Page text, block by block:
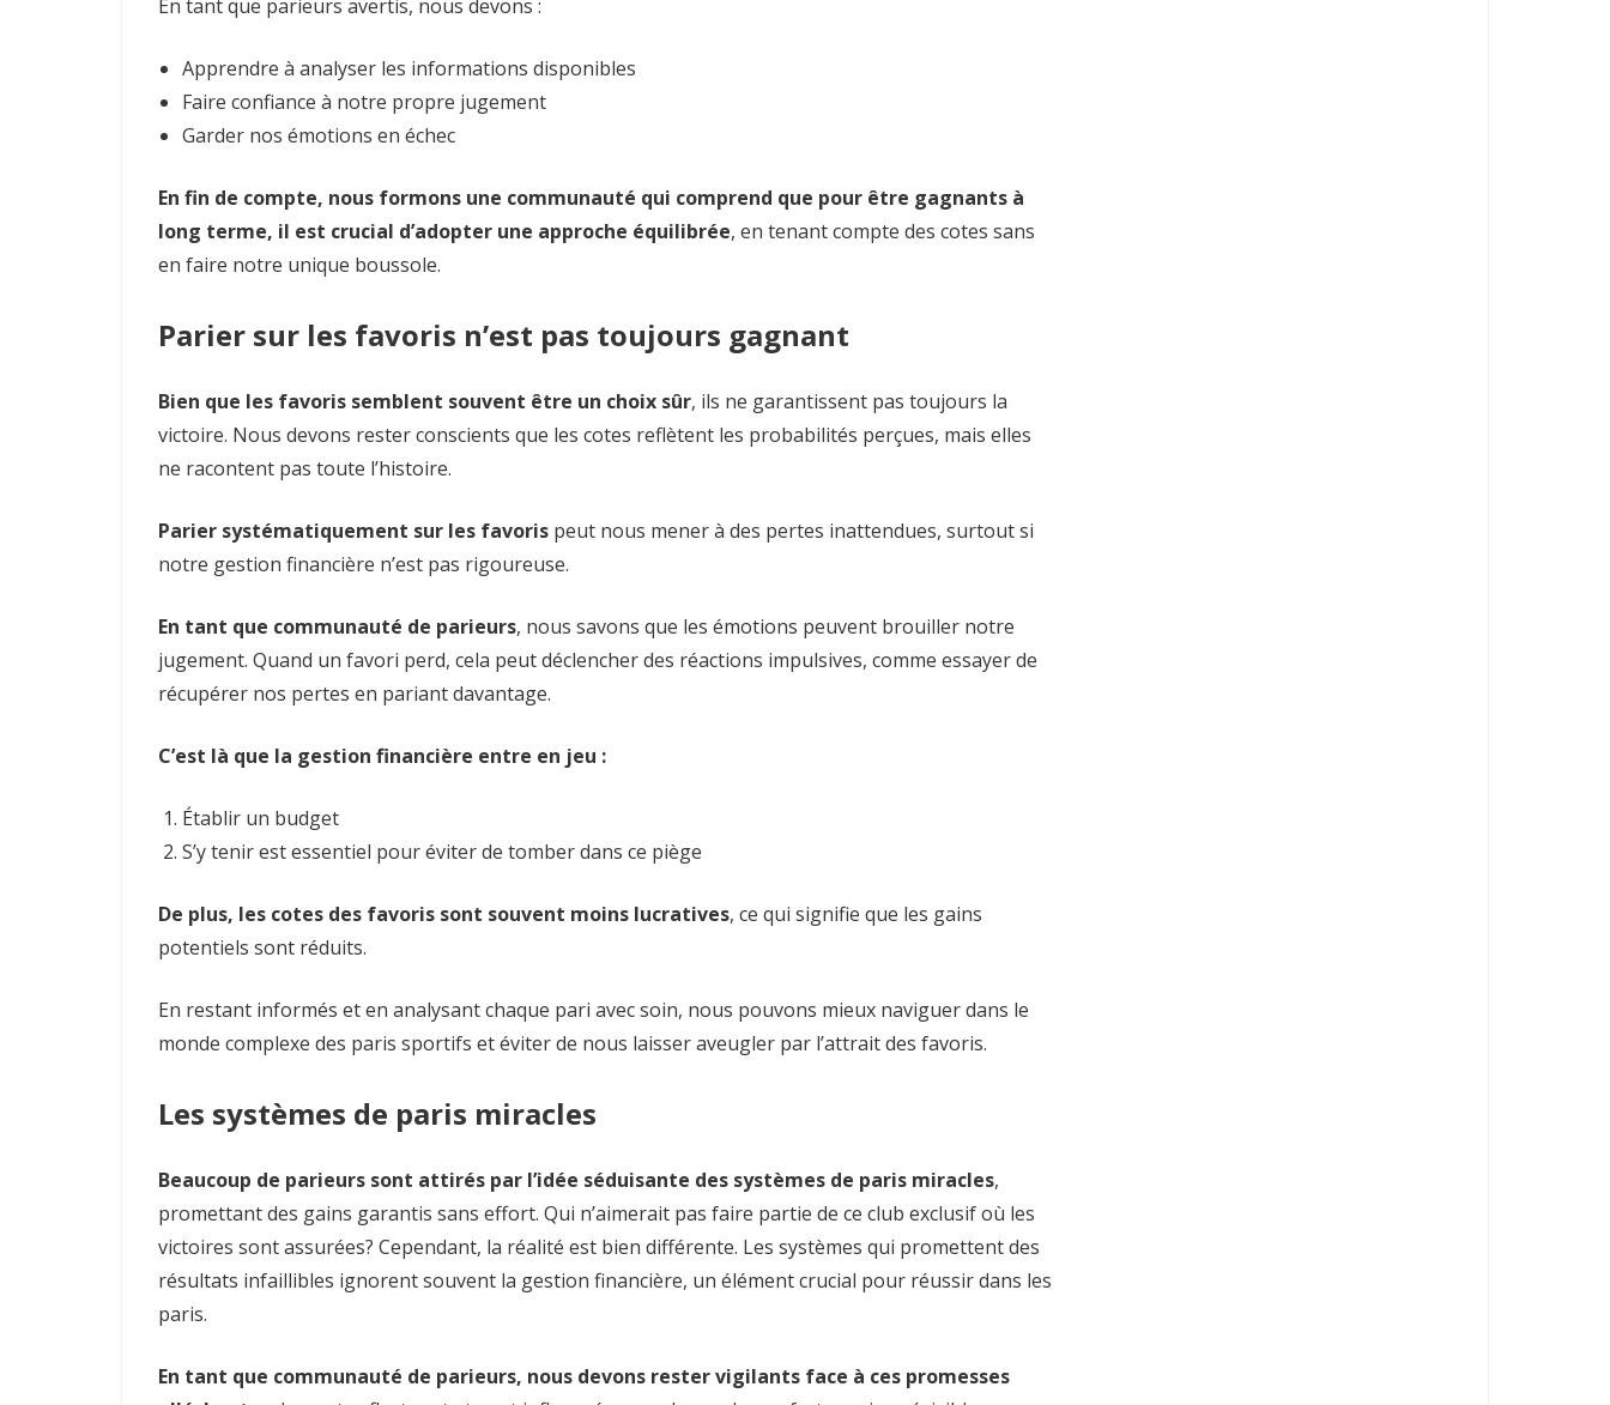
En tant que parieurs avertis, nous devons :
Apprendre à analyser les informations disponibles
Faire confiance à notre propre jugement
Garder nos émotions en échec
En fin de compte, nous formons une communauté qui comprend que pour être gagnants à
long terme, il est crucial d’adopter une approche équilibrée, en tenant compte des cotes sans
en faire notre unique boussole.
Parier sur les favoris n’est pas toujours gagnant
Bien que les favoris semblent souvent être un choix sûr, ils ne garantissent pas toujours la
victoire. Nous devons rester conscients que les cotes reflètent les probabilités perçues, mais elles
ne racontent pas toute l’histoire.
Parier systématiquement sur les favoris peut nous mener à des pertes inattendues, surtout si
notre gestion financière n’est pas rigoureuse.
En tant que communauté de parieurs, nous savons que les émotions peuvent brouiller notre
jugement. Quand un favori perd, cela peut déclencher des réactions impulsives, comme essayer de
récupérer nos pertes en pariant davantage.
C’est là que la gestion financière entre en jeu :
Établir un budget
S’y tenir est essentiel pour éviter de tomber dans ce piège
De plus, les cotes des favoris sont souvent moins lucratives, ce qui signifie que les gains
potentiels sont réduits.
En restant informés et en analysant chaque pari avec soin, nous pouvons mieux naviguer dans le
monde complexe des paris sportifs et éviter de nous laisser aveugler par l’attrait des favoris.
Les systèmes de paris miracles
Beaucoup de parieurs sont attirés par l’idée séduisante des systèmes de paris miracles,
promettant des gains garantis sans effort. Qui n’aimerait pas faire partie de ce club exclusif où les
victoires sont assurées? Cependant, la réalité est bien différente. Les systèmes qui promettent des
résultats infaillibles ignorent souvent la gestion financière, un élément crucial pour réussir dans les
paris.
En tant que communauté de parieurs, nous devons rester vigilants face à ces promesses